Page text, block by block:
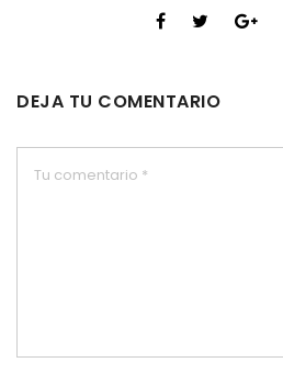
DEJA TU COMENTARIO